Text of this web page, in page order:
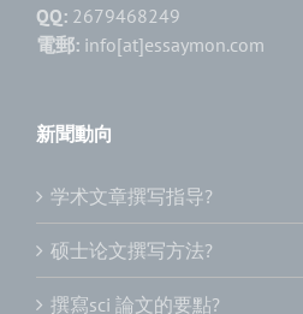
QQ: 2679468249
電郵: info[at]essaymon.com
新聞動向
学术文章撰写指导?
硕士论文撰写方法?
撰寫sci 論文的要點?